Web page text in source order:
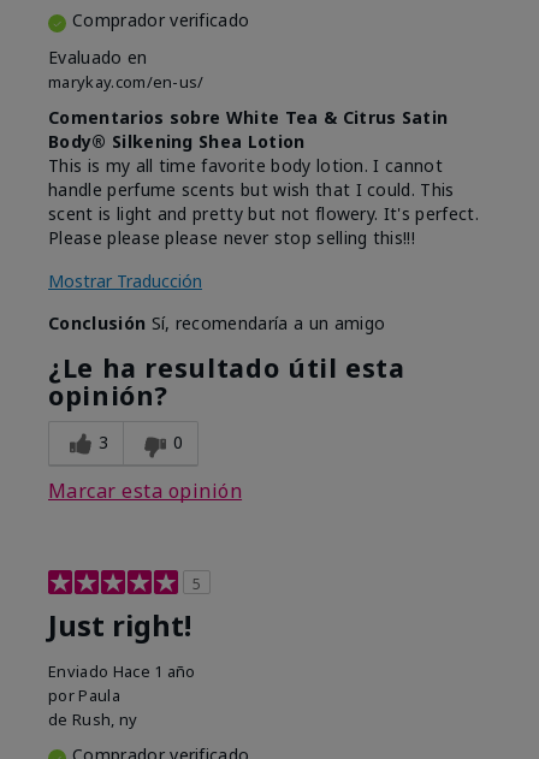
Comprador verificado
Evaluado en
marykay.com/en-us/
Comentarios sobre White Tea & Citrus Satin
Body® Silkening Shea Lotion
This is my all time favorite body lotion. I cannot
handle perfume scents but wish that I could. This
scent is light and pretty but not flowery. It's perfect.
Please please please never stop selling this!!!
Mostrar Traducción
Conclusión Sí, recomendaría a un amigo
¿Le ha resultado útil esta
opinión?
3 0
Marcar esta opinión
5
Just right!
Enviado Hace 1 año
por Paula
de Rush, ny